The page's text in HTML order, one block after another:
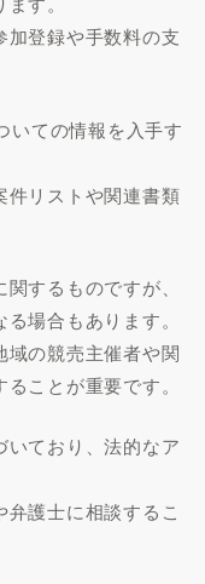
加登録や手数料の支
いての情報を入手す
件リストや関連書類
するものですが、
場合もあります。
域の競売主催者や関
ことが重要です。
いており、法的なア
護士に相談するこ